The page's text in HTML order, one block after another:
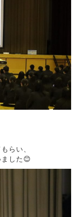
らい、
した😊